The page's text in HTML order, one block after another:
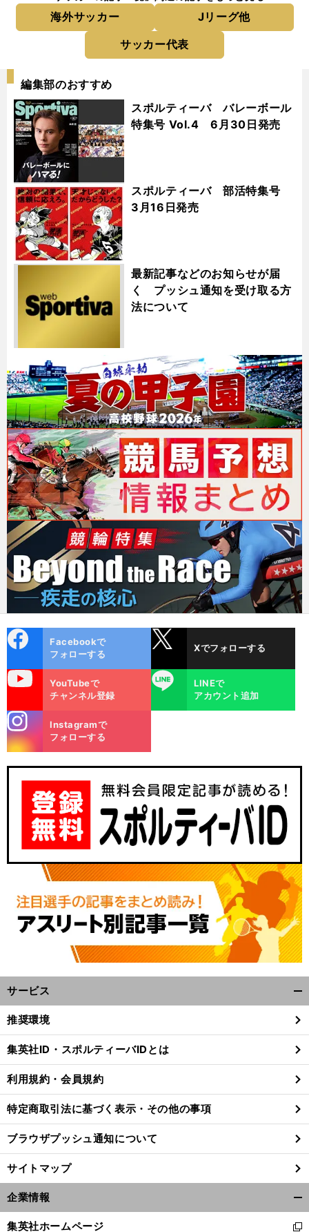
海外サッカー
Jリーグ他
サッカー代表
編集部のおすすめ
スポルティーバ バレーボール
特集号 Vol.4 6月30日発売
スポルティーバ 部活特集号
3月16日発売
最新記事などのお知らせが届
く プッシュ通知を受け取る方
法について
ok
Facebookで
フォローする
Xでフォローする
YouTubeで
チャンネル登録
LINE
LINEで
アカウント追加
m
Instagramで
フォローする
サービス
閉
る
推奨環境
集英社ID・スポルティーバIDとは
利用規約・会員規約
特定商取引法に基づく表示・その他の事項
ブラウザプッシュ通知について
サイトマップ
企業情報
集英社ホームページ
新